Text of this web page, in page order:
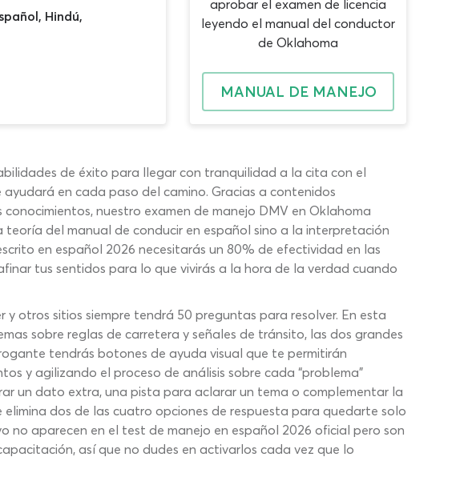
Hindú,
aprobar el examen de licencia
leyendo el manual del conductor
de Oklahoma
MANUAL DE MANEJO
de éxito para llegar con tranquilidad a la cita con el
en cada paso del camino. Gracias a contenidos
nuestro examen de manejo DMV en Oklahoma
del manual de conducir en español sino a la interpretación
en español 2026 necesitarás un 80% de efectividad en las
tus sentidos para lo que vivirás a la hora de la verdad cuando
otros sitios siempre tendrá 50 preguntas para resolver. En esta
sobre reglas de carretera y señales de tránsito, las dos grandes
tendrás botones de ayuda visual que te permitirán
y agilizando el proceso de análisis sobre cada “problema”
un dato extra, una pista para aclarar un tema o complementar la
dos de las cuatro opciones de respuesta para quedarte solo
no aparecen en el test de manejo en español 2026 oficial pero son
así que no dudes en activarlos cada vez que lo